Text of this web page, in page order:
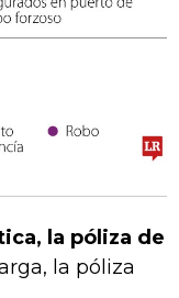
la póliza de
la póliza